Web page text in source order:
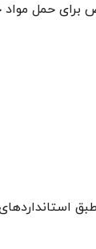
برای حمل مواد